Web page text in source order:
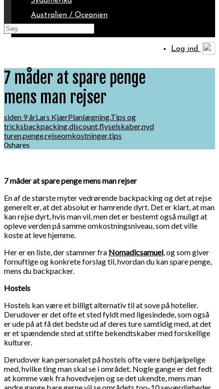
Australien / Oceanien
Log ind
7 måder at spare penge
mens man rejser
siden 9 årLars KjærPlanlægning,Tips og
tricksbackpacking,discount,flyselskaber,nyd
turen,penge,rejseomkostninger,tips
0shares
7 måder at spare penge mens man rejser
En af de største myter vedrørende backpacking og det at rejse
generelt er, at det absolut er hamrende dyrt. Det er klart, at man
kan rejse dyrt, hvis man vil, men det er bestemt også muligt at
opleve verden på samme omkostningsniveau, som det ville
koste at leve hjemme.
Her er en liste, der stammer fra Nomadicsamuel, og som giver
fornuftige og konkrete forslag til, hvordan du kan spare penge,
mens du backpacker.
Hostels
Hostels kan være et billigt alternativ til at sove på hoteller.
Derudover er det ofte et sted fyldt med ligesindede, som også
er ude på at få det bedste ud af deres ture samtidig med, at det
er et spændende sted at stifte bekendtskaber med forskellige
kulturer.
Derudover kan personalet på hostels ofte være behjælpelige
med, hvilke ting man skal se i området. Nogle gange er det fedt
at komme væk fra hovedvejen og se det ukendte, mens man